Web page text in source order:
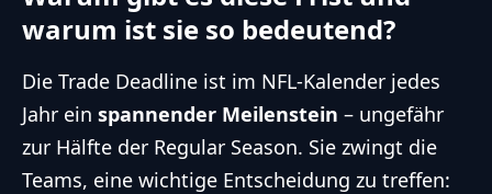
warum ist sie so bedeutend?
Die Trade Deadline ist im NFL-Kalender jedes
Jahr ein spannender Meilenstein – ungefähr
zur Hälfte der Regular Season. Sie zwingt die
Teams, eine wichtige Entscheidung zu treffen: